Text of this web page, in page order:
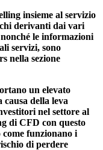
insieme al servizio
derivanti dai vari
le informazioni
servizi, sono
nella sezione
un elevato
della leva
nel settore al
di CFD con questo
funzionano i
di perdere